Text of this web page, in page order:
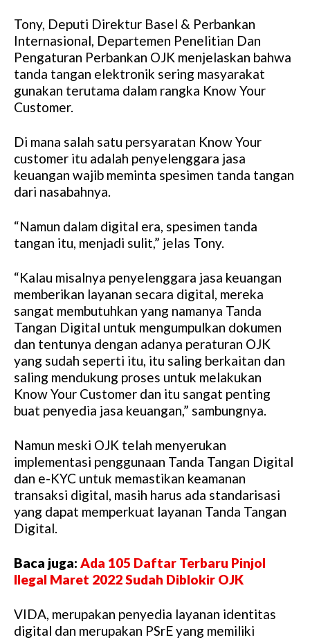
Tony, Deputi Direktur Basel & Perbankan
Internasional, Departemen Penelitian Dan
Pengaturan Perbankan OJK menjelaskan bahwa
tanda tangan elektronik sering masyarakat
gunakan terutama dalam rangka Know Your
Customer.
Di mana salah satu persyaratan Know Your
customer itu adalah penyelenggara jasa
keuangan wajib meminta spesimen tanda tangan
dari nasabahnya.
“Namun dalam digital era, spesimen tanda
tangan itu, menjadi sulit,” jelas Tony.
“Kalau misalnya penyelenggara jasa keuangan
memberikan layanan secara digital, mereka
sangat membutuhkan yang namanya Tanda
Tangan Digital untuk mengumpulkan dokumen
dan tentunya dengan adanya peraturan OJK
yang sudah seperti itu, itu saling berkaitan dan
saling mendukung proses untuk melakukan
Know Your Customer dan itu sangat penting
buat penyedia jasa keuangan,” sambungnya.
Namun meski OJK telah menyerukan
implementasi penggunaan Tanda Tangan Digital
dan e-KYC untuk memastikan keamanan
transaksi digital, masih harus ada standarisasi
yang dapat memperkuat layanan Tanda Tangan
Digital.
Baca juga: Ada 105 Daftar Terbaru Pinjol
Ilegal Maret 2022 Sudah Diblokir OJK
VIDA, merupakan penyedia layanan identitas
digital dan merupakan PSrE yang memiliki